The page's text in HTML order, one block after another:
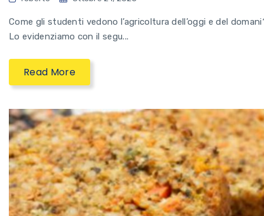
Come gli studenti vedono l’agricoltura dell’oggi e del
Lo evidenziamo con il segu...
Read More